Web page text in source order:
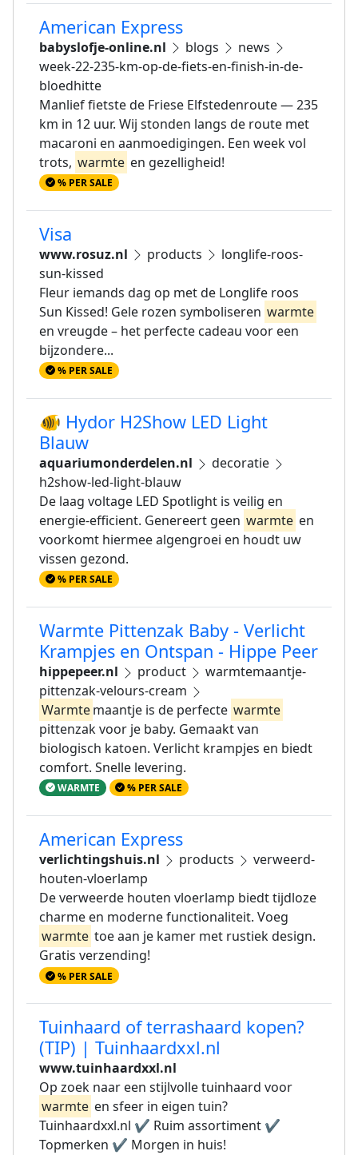
American Express
babyslofje-online.nl blogs
news
week-22-235-km-op-de-fiets-en-finish-in-de-
bloedhitte
Manlief fietste de Friese Elfstedenroute — 235
km in 12 uur. Wij stonden langs de route met
macaroni en aanmoedigingen. Een week vol
trots, warmte en gezelligheid!
% PER SALE
Visa
www.rosuz.nl products
longlife-roos-
sun-kissed
Fleur iemands dag op met de Longlife roos
Sun Kissed! Gele rozen symboliseren warmte
en vreugde – het perfecte cadeau voor een
bijzondere...
% PER SALE
🐠 Hydor H2Show LED Light
Blauw
aquariumonderdelen.nl
decoratie
h2show-led-light-blauw
De laag voltage LED Spotlight is veilig en
energie-efficient. Genereert geen warmte en
voorkomt hiermee algengroei en houdt uw
vissen gezond.
% PER SALE
Warmte Pittenzak Baby - Verlicht
Krampjes en Ontspan - Hippe Peer
hippepeer.nl product
warmtemaantje-
pittenzak-velours-cream
Warmtemaantje is de perfecte warmte
pittenzak voor je baby. Gemaakt van
biologisch katoen. Verlicht krampjes en biedt
comfort. Snelle levering.
WARMTE % PER SALE
American Express
verlichtingshuis.nl products
verweerd-
houten-vloerlamp
De verweerde houten vloerlamp biedt tijdloze
charme en moderne functionaliteit. Voeg
warmte toe aan je kamer met rustiek design.
Gratis verzending!
% PER SALE
Tuinhaard of terrashaard kopen?
(TIP) | Tuinhaardxxl.nl
www.tuinhaardxxl.nl
Op zoek naar een stijlvolle tuinhaard voor
warmte en sfeer in eigen tuin?
Tuinhaardxxl.nl ✔️ Ruim assortiment ✔️
Topmerken ✔️ Morgen in huis!